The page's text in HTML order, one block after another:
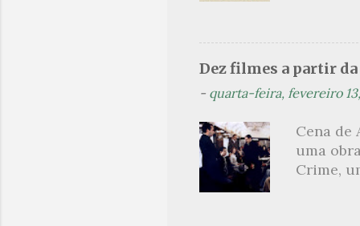
como
Hughes.
aluna
ao livro
Dez filmes a partir
- quarta-feira, fevereiro
Cena de
uma
Crime,
um dos